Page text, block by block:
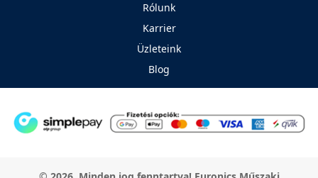
Rólunk
Karrier
Üzleteink
Blog